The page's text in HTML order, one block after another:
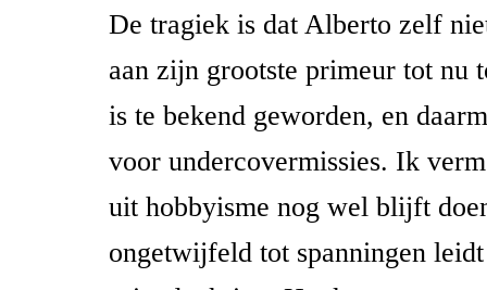
De tragiek is dat Alberto zelf
aan zijn grootste primeur tot nu
is te bekend geworden, en
voor undercovermissies. Ik
uit hobbyisme nog wel blijft
ongetwijfeld tot spanningen